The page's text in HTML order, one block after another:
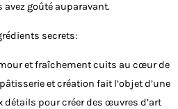
avez goûté auparavant.
secrets:
et fraîchement cuits au cœur de
et création fait l’objet d’une
pour créer des œuvres d’art